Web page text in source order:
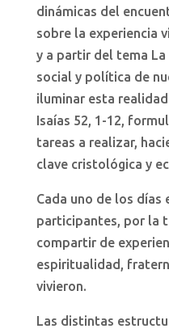
dinámicas del
sobre la experiencia
y a partir del tema
social y política de
iluminar esta
Isaías 52, 1-12,
tareas a realizar,
clave cristológica y
Cada uno de los días
participantes, por la
compartir de
espiritualidad,
vivieron.
Las distintas